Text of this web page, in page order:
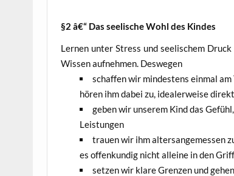
§2 â€“ Das see­li­sche Wohl des Kindes
Ler­nen unter Stress und see­li­schem
Wis­sen auf­neh­men. Deswegen
schaf­fen wir min­des­tens ein­mal am
hören ihm dabei zu, idea­ler­wei­se
geben wir unse­rem Kind das
Leistungen
trau­en wir ihm alters­an­ge­mes­sen
es offen­kun­dig nicht allei­ne in den
set­zen wir kla­re Gren­zen und